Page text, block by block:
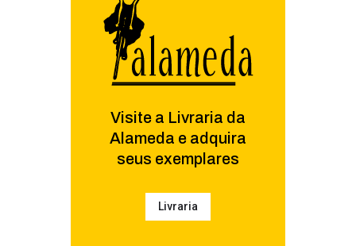
Visite a Livraria da
Alameda e adquira
seus exemplares
Livraria